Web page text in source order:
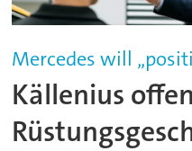
Mercedes will
Källenius